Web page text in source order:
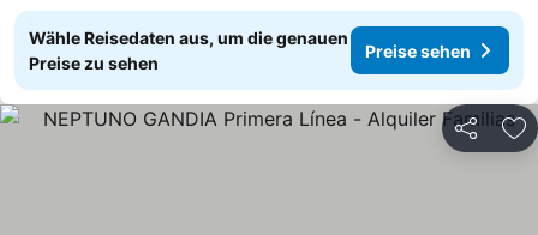
Wähle Reisedaten aus, um die genauen
Preise zu sehen
Preise sehen
Teilen